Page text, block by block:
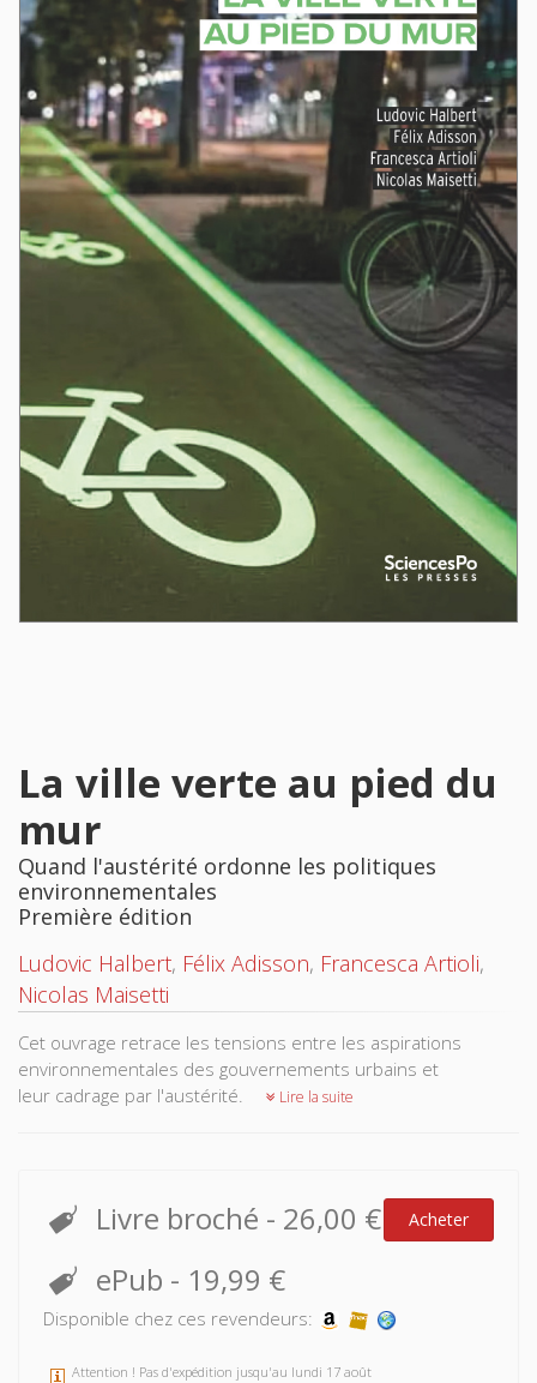
La ville verte au pied du
mur
Quand l'austérité ordonne les politiques
environnementales
Première édition
Ludovic Halbert, Félix Adisson, Francesca Artioli,
Nicolas Maisetti
Cet ouvrage retrace les tensions entre les aspirations
environnementales des gouvernements urbains et
leur cadrage par l'austérité.
Lire la suite
Livre broché - 26,00 € Acheter
ePub - 19,99 €
Disponible chez ces revendeurs:
Attention ! Pas d'expédition jusqu'au lundi 17 août